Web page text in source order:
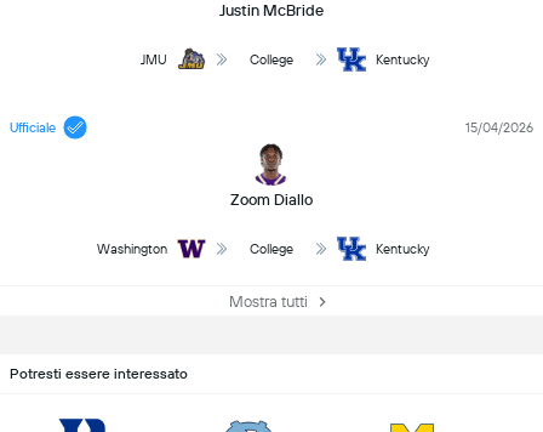
Justin McBride
JMU College Kentucky
Ufficiale
Zoom Diallo
15/04/2026
Washington College Kentucky
Mostra tutti
Potresti essere interessato